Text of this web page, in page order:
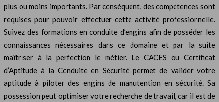
plus ou moins importants. Par conséquent, des compétences sont
requises pour pouvoir effectuer cette activité professionnelle.
Suivez des formations en conduite d’engins afin de posséder les
connaissances nécessaires dans ce domaine et par la suite
maîtriser à la perfection le métier. Le CACES ou Certificat
d’Aptitude à la Conduite en Sécurité permet de valider votre
aptitude à piloter des engins de manutention en sécurité. Sa
possession peut optimiser votre recherche de travail, car il est de